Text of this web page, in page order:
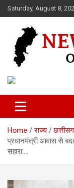
Skip
to
Saturday, August 8,
News 36
Home राज्य
प्रधानमंत्री आवास से
सहारा….